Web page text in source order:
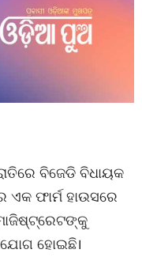
ବିଜେଡି ବିଧାୟକ
ଏକ ଫାର୍ମ ହାଉସରେ
ହୋଇଛି।